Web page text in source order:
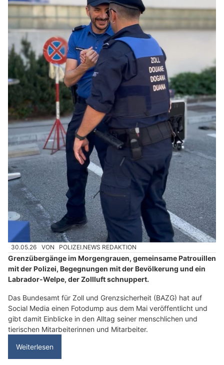
30.05.26 VON POLIZEI.NEWS REDAKTION
Grenzübergänge im Morgengrauen, gemeinsame Patrouillen
mit der Polizei, Begegnungen mit der Bevölkerung und ein
Labrador-Welpe, der Zollluft schnuppert.
Das Bundesamt für Zoll und Grenzsicherheit (BAZG) hat auf
Social Media einen Fotodump aus dem Mai veröffentlicht und
gibt damit Einblicke in den Alltag seiner menschlichen und
tierischen Mitarbeiterinnen und Mitarbeiter.
Weiterlesen